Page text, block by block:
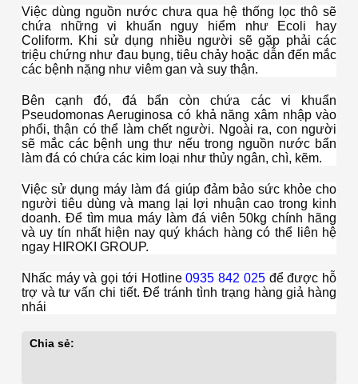
Việc dùng nguồn nước chưa qua hệ thống lọc thô sẽ
chứa những vi khuẩn nguy hiểm như Ecoli hay
Coliform. Khi sử dụng nhiều người sẽ gặp phải các
triệu chứng như đau bụng, tiêu chảy hoặc dẫn đến mắc
các bệnh nặng như viêm gan và suy thận.
Bên cạnh đó, đá bẩn còn chứa các vi khuẩn
Pseudomonas Aeruginosa có khả năng xâm nhập vào
phổi, thận có thể làm chết người. Ngoài ra, con người
sẽ mắc các bệnh ung thư nếu trong nguồn nước bẩn
làm đá có chứa các kim loại như thủy ngân, chì, kẽm.
Việc sử dụng máy làm đá giúp đảm bảo sức khỏe cho
người tiêu dùng và mang lại lợi nhuận cao trong kinh
doanh. Để tìm mua máy làm đá viên 50kg chính hãng
và uy tín nhất hiện nay quý khách hàng có thể liên hệ
ngay HIROKI GROUP.
Nhấc máy và gọi tới Hotline0935 842 025để được hỗ
trợ và tư vấn chi tiết. Để tránh tình trạng hàng giả hàng
nhái
Chia sẻ: